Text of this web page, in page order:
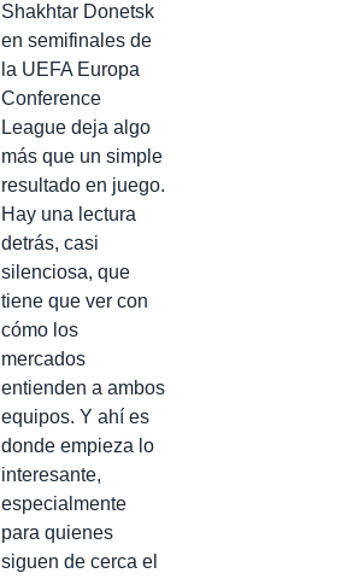
Shakhtar Donetsk
en semifinales de
la UEFA Europa
Conference
League deja algo
más que un simple
resultado en juego.
Hay una lectura
detrás, casi
silenciosa, que
tiene que ver con
cómo los
mercados
entienden a ambos
equipos. Y ahí es
donde empieza lo
interesante,
especialmente
para quienes
siguen de cerca el